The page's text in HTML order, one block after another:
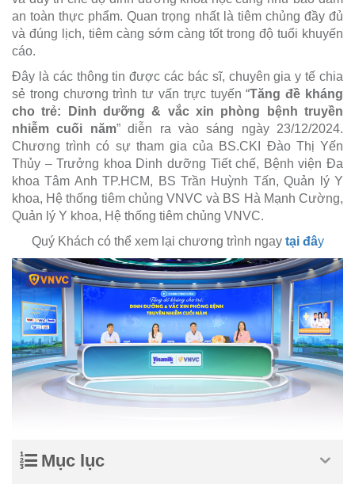
an toàn thực phẩm. Quan trọng nhất là tiêm chủng đầy đủ
và đúng lịch, tiêm càng sớm càng tốt trong độ tuổi khuyến
cáo.
Đây là các thông tin được các bác sĩ, chuyên gia y tế chia
sẻ trong chương trình tư vấn trực tuyến “Tăng đề kháng
cho trẻ: Dinh dưỡng & vắc xin phòng bệnh truyền
nhiễm cuối năm” diễn ra vào sáng ngày 23/12/2024.
Chương trình có sự tham gia của BS.CKI Đào Thị Yến
Thủy – Trưởng khoa Dinh dưỡng Tiết chế, Bệnh viện Đa
khoa Tâm Anh TP.HCM, BS Trần Huỳnh Tấn, Quản lý Y
khoa, Hệ thống tiêm chủng VNVC và BS Hà Mạnh Cường,
Quản lý Y khoa, Hệ thống tiêm chủng VNVC.
Quý Khách có thể xem lại chương trình ngay tại đây
Mục lục